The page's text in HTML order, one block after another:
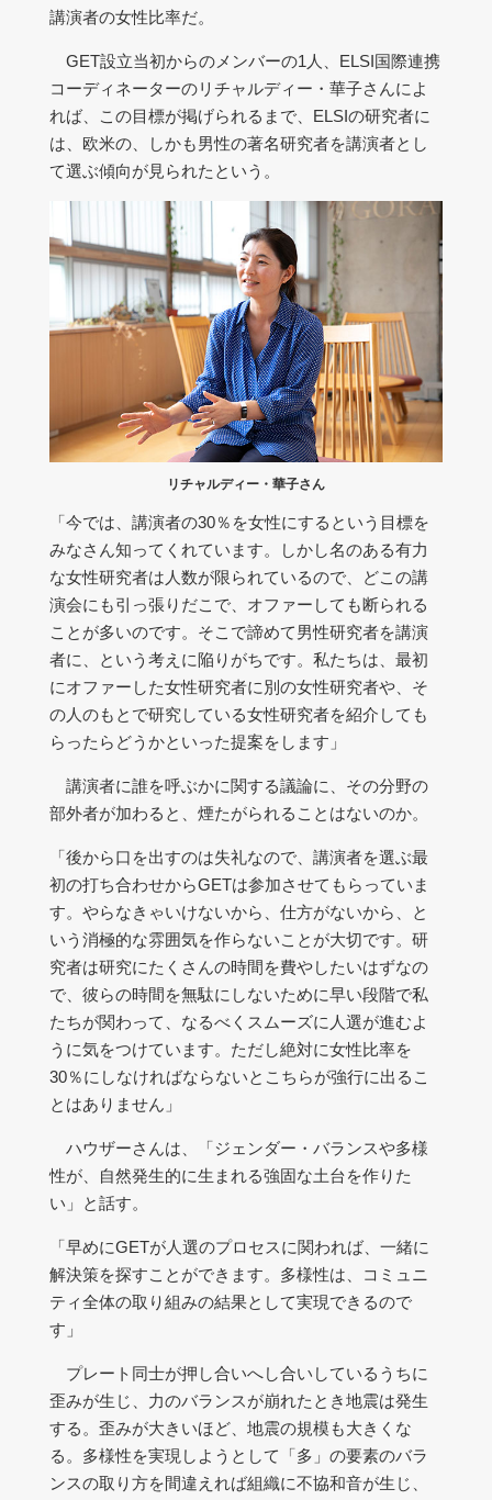
講演者の女性比率だ。
GET設立当初からのメンバーの1人、ELSI国際連携
コーディネーターのリチャルディー・華子さんによ
れば、この目標が掲げられるまで、ELSIの研究者に
は、欧米の、しかも男性の著名研究者を講演者とし
て選ぶ傾向が見られたという。
リチャルディー・華子さん
「今では、講演者の30％を女性にするという目標を
みなさん知ってくれています。しかし名のある有力
な女性研究者は人数が限られているので、どこの講
演会にも引っ張りだこで、オファーしても断られる
ことが多いのです。そこで諦めて男性研究者を講演
者に、という考えに陥りがちです。私たちは、最初
にオファーした女性研究者に別の女性研究者や、そ
の人のもとで研究している女性研究者を紹介しても
らったらどうかといった提案をします」
講演者に誰を呼ぶかに関する議論に、その分野の
部外者が加わると、煙たがられることはないのか。
「後から口を出すのは失礼なので、講演者を選ぶ最
初の打ち合わせからGETは参加させてもらっていま
す。やらなきゃいけないから、仕方がないから、と
いう消極的な雰囲気を作らないことが大切です。研
究者は研究にたくさんの時間を費やしたいはずなの
で、彼らの時間を無駄にしないために早い段階で私
たちが関わって、なるべくスムーズに人選が進むよ
うに気をつけています。ただし絶対に女性比率を
30％にしなければならないとこちらが強行に出るこ
とはありません」
ハウザーさんは、「ジェンダー・バランスや多様
性が、自然発生的に生まれる強固な土台を作りた
い」と話す。
「早めにGETが人選のプロセスに関われば、一緒に
解決策を探すことができます。多様性は、コミュニ
ティ全体の取り組みの結果として実現できるので
す」
プレート同士が押し合いへし合いしているうちに
歪みが生じ、力のバランスが崩れたとき地震は発生
する。歪みが大きいほど、地震の規模も大きくな
る。多様性を実現しようとして「多」の要素のバラ
ンスの取り方を間違えれば組織に不協和音が生じ、